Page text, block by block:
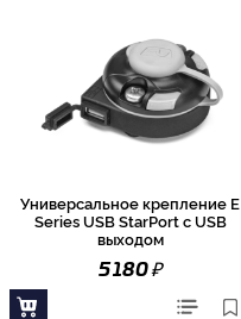
Универсальное крепление E
Series USB StarPort с USB
выходом
5 180₽